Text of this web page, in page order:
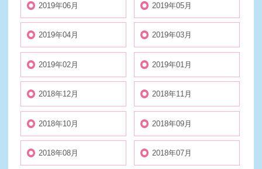
2019年06月 2019年05月
2019年04月 2019年03月
2019年02月 2019年01月
2018年12月 2018年11月
2018年10月 2018年09月
2018年08月 2018年07月